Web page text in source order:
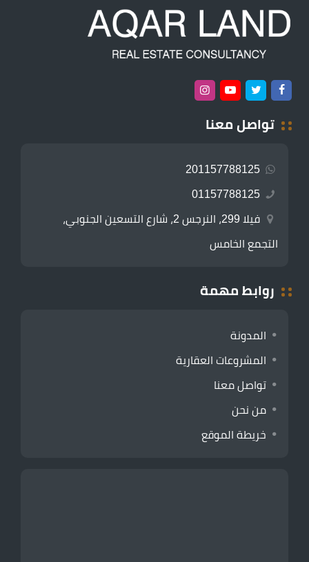
تواصل معنا
201157788125
01157788125
فيلا 299، النرجس 2، شارع التسعين الجنوبي،
التجمع الخامس
روابط مهمة
المدونة
المشروعات العقارية
تواصل معنا
من نحن
خريطة الموقع